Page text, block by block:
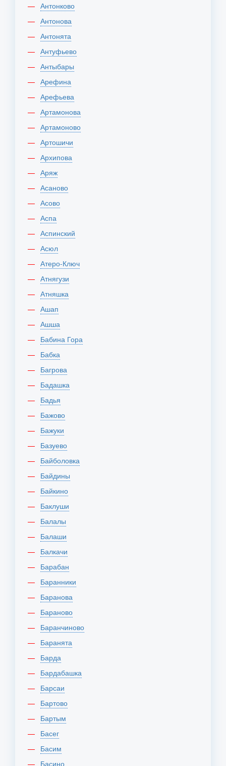
Антонково
Антонова
Антонята
Антуфьево
Антыбары
Арефина
Арефьева
Артамонова
Артамоново
Артошичи
Архипова
Аряж
Асаново
Асово
Аспа
Аспинский
Асюл
Атеро-Ключ
Атнягузи
Атняшка
Ашап
Ашша
Бабина Гора
Бабка
Багрова
Бадашка
Бадья
Бажово
Бажуки
Базуево
Байболовка
Байдины
Байкино
Баклуши
Балалы
Балаши
Балкачи
Барабан
Баранники
Баранова
Бараново
Баранчиново
Баранята
Барда
Бардабашка
Барсаи
Бартово
Бартым
Басег
Басим
Басино